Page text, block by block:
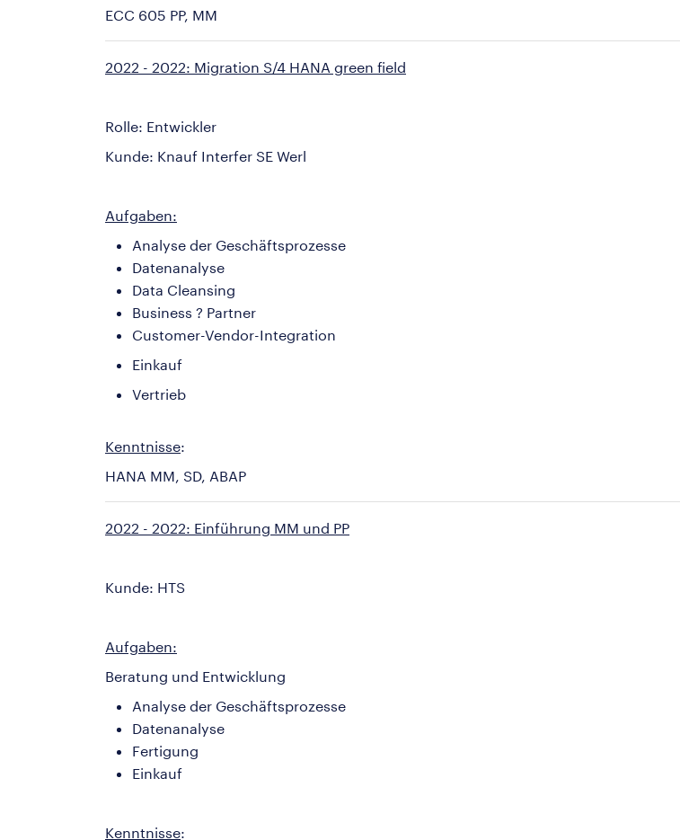
ECC 605 PP, MM
2022 - 2022: Migration S/4 HANA green field
Rolle: Entwickler
Kunde: Knauf Interfer SE Werl
Aufgaben:
Analyse der Geschäftsprozesse
Datenanalyse
Data Cleansing
Business ? Partner
Customer-Vendor-Integration
Einkauf
Vertrieb
Kenntnisse:
HANA MM, SD, ABAP
2022 - 2022: Einführung MM und PP
Kunde: HTS
Aufgaben:
Beratung und Entwicklung
Analyse der Geschäftsprozesse
Datenanalyse
Fertigung
Einkauf
Kenntnisse: